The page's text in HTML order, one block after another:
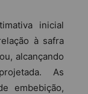
inicial
à safra
alcançando
As
embebição,